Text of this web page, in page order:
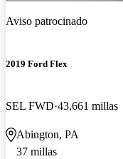
Aviso patrocinado
2019 Ford Flex
SEL FWD 43,661 millas
Abington, PA
37 millas